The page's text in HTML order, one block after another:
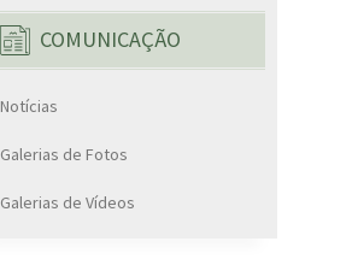
COMUNICAÇÃO
Notícias
Galerias de Fotos
Galerias de Vídeos